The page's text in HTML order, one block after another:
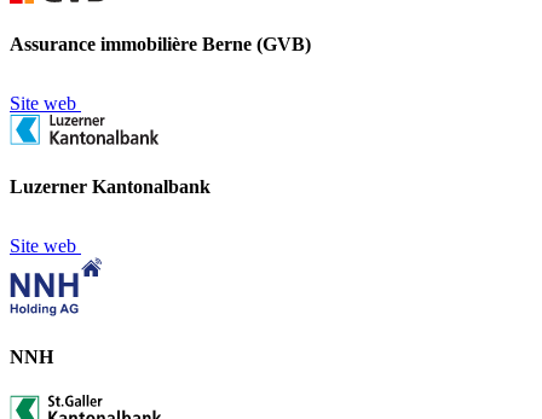
Assurance immobilière Berne (GVB)
Site web
Luzerner Kantonalbank
Site web
NNH